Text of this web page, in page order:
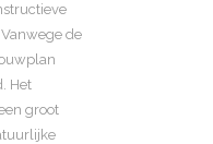
de
Het
groot